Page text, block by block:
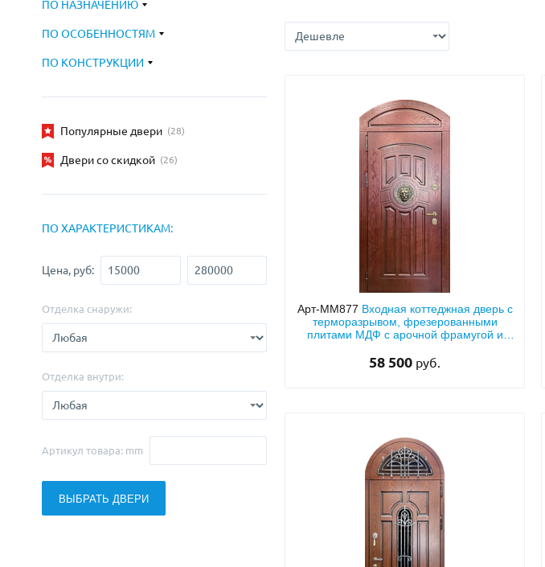
С выдавленным рисунком
С металлобагетом
С реечным дизайном(29)
Для бани
Для электрощитовой(14)
В лифтовые холлы(23)
ПО НАЗНАЧЕНИЮ
ПО ОСОБЕННОСТЯМ
ПО КОНСТРУКЦИИ
Популярные двери (28)
Двери со скидкой (26)
ПО ХАРАКТЕРИСТИКАМ:
Цена, руб:
Отделка снаружи:
Отделка внутри:
Артикул товара: mm
ВЫБРАТЬ ДВЕРИ
Арт-ММ877 Входная коттеджная дверь с
терморазрывом, фрезерованными
плитами МДФ с арочной фрамугой и
58 500 руб.